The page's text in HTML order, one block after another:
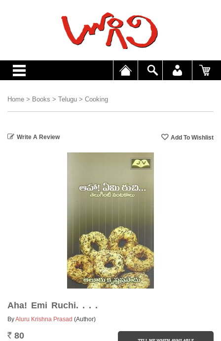
Home > Books > Telugu > Cooking
Write A Review
Aha! Emi Ruchi. . . .
ByAluru Krishna Prasad (Author)
Rs. 80